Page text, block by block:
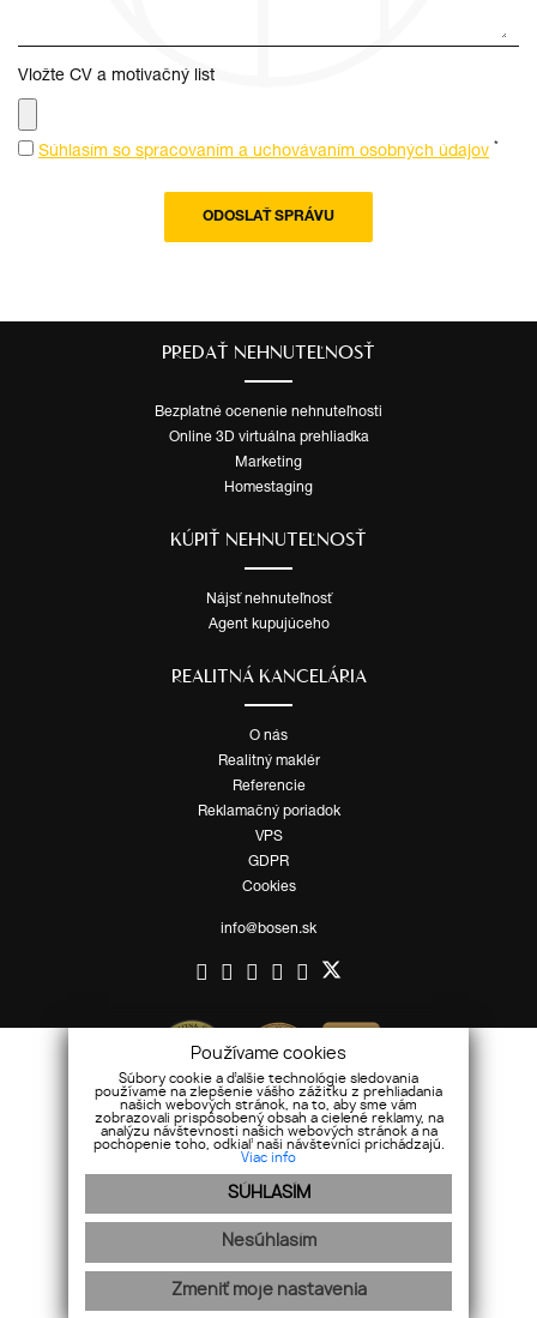
Používame cookies
Súbory cookie a ďalšie technológie sledovania
používame na zlepšenie vášho zážitku z prehliadania
našich webových stránok, na to, aby sme vám
zobrazovali prispôsobený obsah a cielené reklamy, na
analýzu návštevnosti našich webových stránok a na
pochopenie toho, odkiaľ naši návštevníci prichádzajú.
Viac info
SÚHLASÍM
Nesúhlasím
Zmeniť moje nastavenia
Vložte CV a motivačný list
Súhlasím so spracovaním a uchovávaním osobných údajov *
PREDAŤ NEHNUTEĽNOSŤ
Bezplatné ocenenie nehnuteľnosti
Online 3D virtuálna prehliadka
Marketing
Homestaging
KÚPIŤ NEHNUTEĽNOSŤ
Nájsť nehnuteľnosť
Agent kupujúceho
REALITNÁ KANCELÁRIA
O nás
Realitný maklér
Referencie
Reklamačný poriadok
VPS
GDPR
Cookies
info@bosen.sk
Mapa stránok| Ochrana osobných údajov
webex.digital- REALVIA.sk